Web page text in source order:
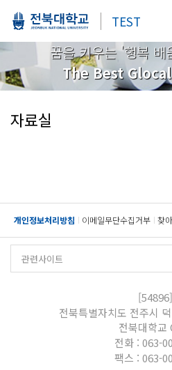
TEST
꿈을 키우는 '행복 배
The Best
자료실
개인정보처리방침 이메일무단수집거부 찾
[54896]
전북특별자치도 전주시
전북대학교
전화 : 063-
팩스 : 063-